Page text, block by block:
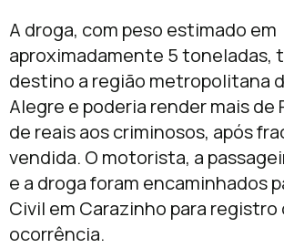
A droga, com peso estimado em
aproximadamente 5 toneladas,
destino a região metropolitana
Alegre e poderia render mais de
de reais aos criminosos, após
vendida. O motorista, a
e a droga foram encaminhados
Civil em Carazinho para registro
ocorrência.